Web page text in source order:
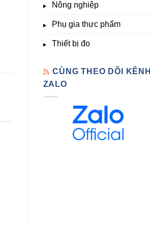
Nông nghiệp
Phụ gia thực phẩm
Thiết bị đo
CÙNG THEO DÕI KÊNH
ZALO